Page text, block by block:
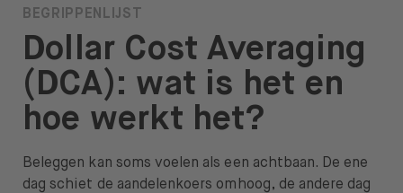
Vacatures
Pers
FAQ
Dollar Cost Averaging
(DCA): wat is het en
hoe werkt het?
BEGRIPPENLIJST
Beleggen kan soms voelen als een achtbaan. De ene
dag schiet de aandelenkoers omhoog, de andere dag